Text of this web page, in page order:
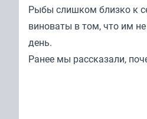
Рыбы слишком близко к
виноваты в том, что им
день.
Ранее мы рассказали,